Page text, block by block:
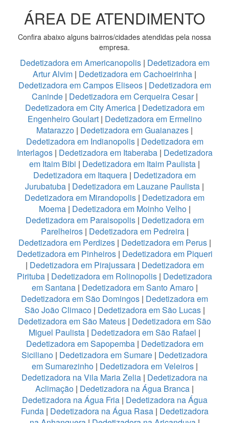
ÁREA DE ATENDIMENTO
Confira abaixo alguns bairros/cidades atendidas pela nossa
empresa.
Dedetizadora em Americanopolis | Dedetizadora em
Artur Alvim | Dedetizadora em Cachoeirinha |
Dedetizadora em Campos Eliseos | Dedetizadora em
Caninde| Dedetizadora em Cerqueira Cesar|
Dedetizadora em City America | Dedetizadora em
Engenheiro Goulart | Dedetizadora em Ermelino
Matarazzo | Dedetizadora em Guaianazes |
Dedetizadora em Indianopolis| Dedetizadora em
Interlagos| Dedetizadora em Itaberaba| Dedetizadora
em Itaim Bibi | Dedetizadora em Itaim Paulista |
Dedetizadora em Itaquera | Dedetizadora em
Jurubatuba | Dedetizadora em Lauzane Paulista |
Dedetizadora em Mirandopolis | Dedetizadora em
Moema| Dedetizadora em Moinho Velho |
Dedetizadora em Paraisopolis| Dedetizadora em
Parelheiros| Dedetizadora em Pedreira|
Dedetizadora em Perdizes| Dedetizadora em Perus|
Dedetizadora em Pinheiros| Dedetizadora em Piqueri
| Dedetizadora em Pirajussara| Dedetizadora em
Pirituba | Dedetizadora em Rolinopolis | Dedetizadora
em Santana| Dedetizadora em Santo Amaro|
Dedetizadora em São Domingos | Dedetizadora em
São João Climaco| Dedetizadora em São Lucas|
Dedetizadora em São Mateus | Dedetizadora em São
Miguel Paulista | Dedetizadora em São Rafael |
Dedetizadora em Sapopemba | Dedetizadora em
Siciliano | Dedetizadora em Sumare | Dedetizadora
em Sumarezinho| Dedetizadora em Veleiros|
Dedetizadora na Vila Maria Zelia | Dedetizadora na
Aclimação | Dedetizadora na Água Branca |
Dedetizadora na Água Fria| Dedetizadora na Água
Funda| Dedetizadora na Água Rasa | Dedetizadora